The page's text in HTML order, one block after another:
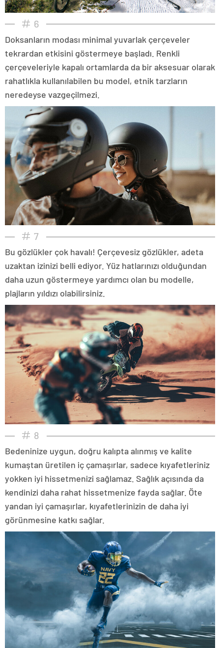
6
Doksanların modası minimal yuvarlak çerçeveler
tekrardan etkisini göstermeye başladı. Renkli
çerçeveleriyle kapalı ortamlarda da bir aksesuar olarak
rahatlıkla kullanılabilen bu model, etnik tarzların
neredeyse vazgeçilmezi.
7
Bu gözlükler çok havalı! Çerçevesiz gözlükler, adeta
uzaktan izinizi belli ediyor. Yüz hatlarınızı olduğundan
daha uzun göstermeye yardımcı olan bu modelle,
plajların yıldızı olabilirsiniz.
8
Bedeninize uygun, doğru kalıpta alınmış ve kalite
kumaştan üretilen iç çamaşırlar, sadece kıyafetleriniz
yokken iyi hissetmenizi sağlamaz. Sağlık açısında da
kendinizi daha rahat hissetmenize fayda sağlar. Öte
yandan iyi çamaşırlar, kıyafetlerinizin de daha iyi
görünmesine katkı sağlar.